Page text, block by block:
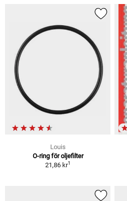
Louis
O-ring för oljefilter
21,86 kr1